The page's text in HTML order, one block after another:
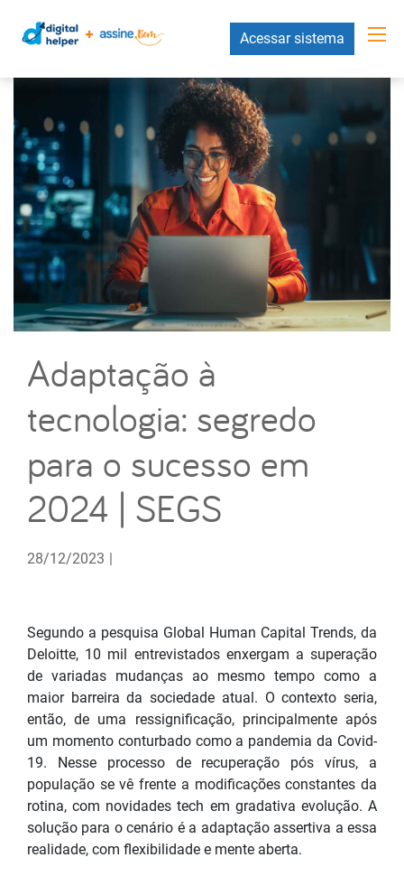
Acessar sistema
Adaptação à
tecnologia: segredo
para o sucesso em
2024 | SEGS
28/12/2023 |
Segundo a pesquisa Global Human Capital Trends, da
Deloitte, 10 mil entrevistados enxergam a superação
de variadas mudanças ao mesmo tempo como a
maior barreira da sociedade atual. O contexto seria,
então, de uma ressignificação, principalmente após
um momento conturbado como a pandemia da Covid-
19. Nesse processo de recuperação pós vírus, a
população se vê frente a modificações constantes da
rotina, com novidades tech em gradativa evolução. A
solução para o cenário é a adaptação assertiva a essa
realidade, com flexibilidade e mente aberta.